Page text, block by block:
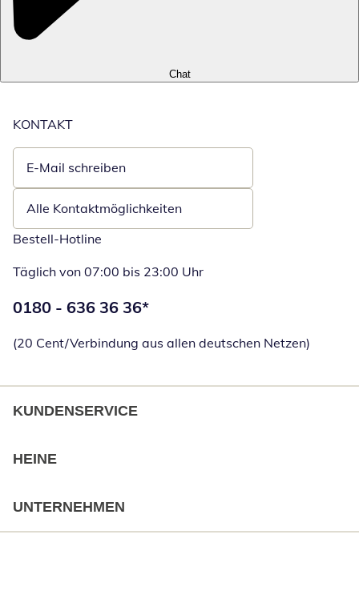
Chat
KONTAKT
E-Mail schreiben
Öffnet E-Mail-Client
Alle Kontaktmöglichkeiten
Bestell-Hotline
Täglich von 07:00 bis 23:00 Uhr
Telefonnummer:
0180 - 636 36 36*
(20 Cent/Verbindung aus allen deutschen Netzen)
KUNDENSERVICE
HEINE
UNTERNEHMEN